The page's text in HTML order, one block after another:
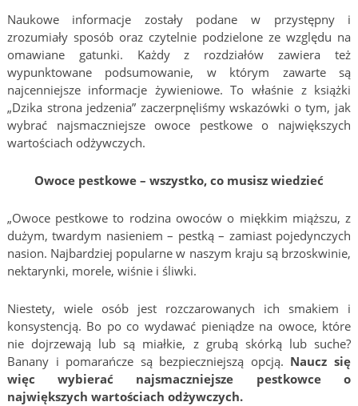
Naukowe informacje zostały podane w przystępny i
zrozumiały sposób oraz czytelnie podzielone ze względu na
omawiane gatunki. Każdy z rozdziałów zawiera też
wypunktowane podsumowanie, w którym zawarte są
najcenniejsze informacje żywieniowe. To właśnie z książki
„Dzika strona jedzenia” zaczerpnęliśmy wskazówki o tym, jak
wybrać najsmaczniejsze owoce pestkowe o największych
wartościach odżywczych.
Owoce pestkowe – wszystko, co musisz wiedzieć
„Owoce pestkowe to rodzina owoców o miękkim miąższu, z
dużym, twardym nasieniem – pestką – zamiast pojedynczych
nasion. Najbardziej popularne w naszym kraju są brzoskwinie,
nektarynki, morele, wiśnie i śliwki.
Niestety, wiele osób jest rozczarowanych ich smakiem i
konsystencją. Bo po co wydawać pieniądze na owoce, które
nie dojrzewają lub są miałkie, z grubą skórką lub suche?
Banany i pomarańcze są bezpieczniejszą opcją. Naucz się
więc wybierać najsmaczniejsze pestkowce o
największych wartościach odżywczych.